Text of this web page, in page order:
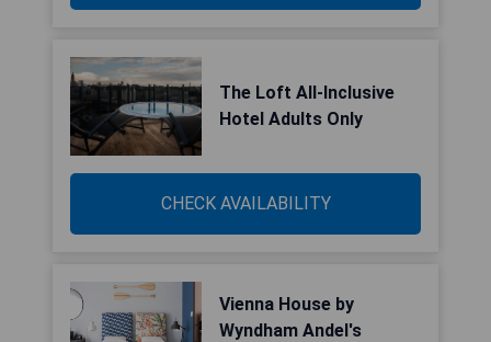
The Loft All-Inclusive
Hotel Adults Only
CHECK AVAILABILITY
Vienna House by
Wyndham Andel's